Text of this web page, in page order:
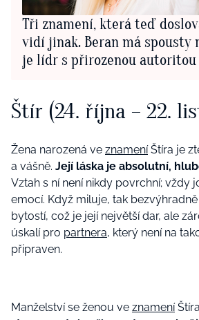
Tři znamení, která teď
vidí jinak. Beran má spousty
je lídr s přirozenou autoritou
Štír (24. října – 22.
Žena narozená ve znameníŠtíra je
a vášně. Její láska je absolutní,
Vztah s ní není nikdy povrchní; vždy
emocí. Když miluje, tak
bytostí, což je její největší dar, ale
úskalí pro partnera, který není na
připraven.
Manželství se ženou ve znamení